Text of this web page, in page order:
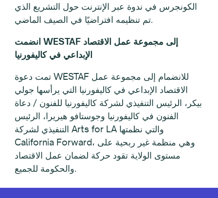
الكونجرس في ندوة عبر الإنترنت حول التشريع الذي
تم تنظيمه افتراضيًا في الصيف الماضي.
انضمت WESTAF إلى مجموعة عمل الاقتصاد
الإبداعي في كاليفورنيا
تمت دعوة WESTAF للانضمام إلى مجموعة عمل
الاقتصاد الإبداعي في كاليفورنيا التي يرأسها جولي
بيكر، الرئيس التنفيذي لشركة كاليفورنيا للفنون / دعاة
الفنون في كاليفورنيا وجوستافو هيريرا، الرئيس
التنفيذي لشركة Arts for LA والتي نظمتها
California Forward، وهي منظمة غير ربحية على
مستوى الولاية تقود حركة لضمان عمل الاقتصاد
والحكومة للجميع.